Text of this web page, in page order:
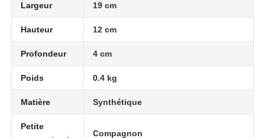
Largeur 19 cm
Hauteur 12 cm
Profondeur 4 cm
Poids 0.4 kg
Matière Synthétique
Petite
Compagnon